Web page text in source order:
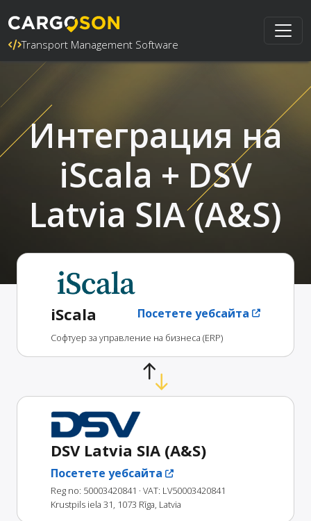
Transport Management Software
Интеграция на
iScala + DSV
Latvia SIA (A&S)
iScala Посетете уебсайта
Софтуер за управление на бизнеса (ERP)
DSV Latvia SIA (A&S)
Посетете уебсайта
Reg no: 50003420841 · VAT: LV50003420841
Krustpils iela 31, 1073 Rīga, Latvia